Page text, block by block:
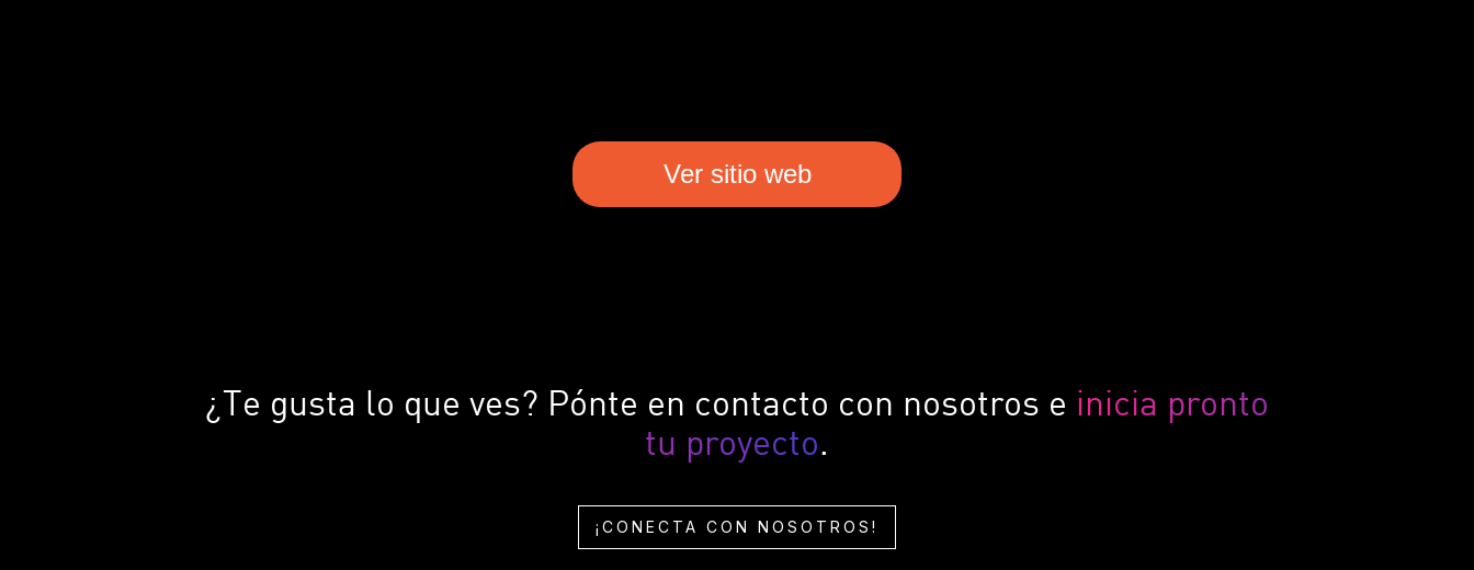
Ver sitio web
¿Te gusta lo que ves? Pónte en contacto con nosotros e inicia pronto
tu proyecto.
¡CONECTA CON NOSOTROS!